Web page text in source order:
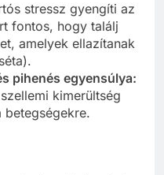
stressz gyengíti az
fontos, hogy találj
amelyek ellazítanak
pihenés egyensúlya:
kimerültség
betegségekre.